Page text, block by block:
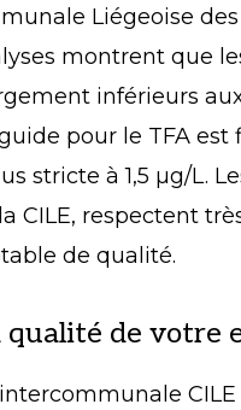
Liégeoise des
montrent que
inférieurs
pour le TFA est
stricte à 1,5 µg/L.
CILE, respectent
de qualité.
de votre